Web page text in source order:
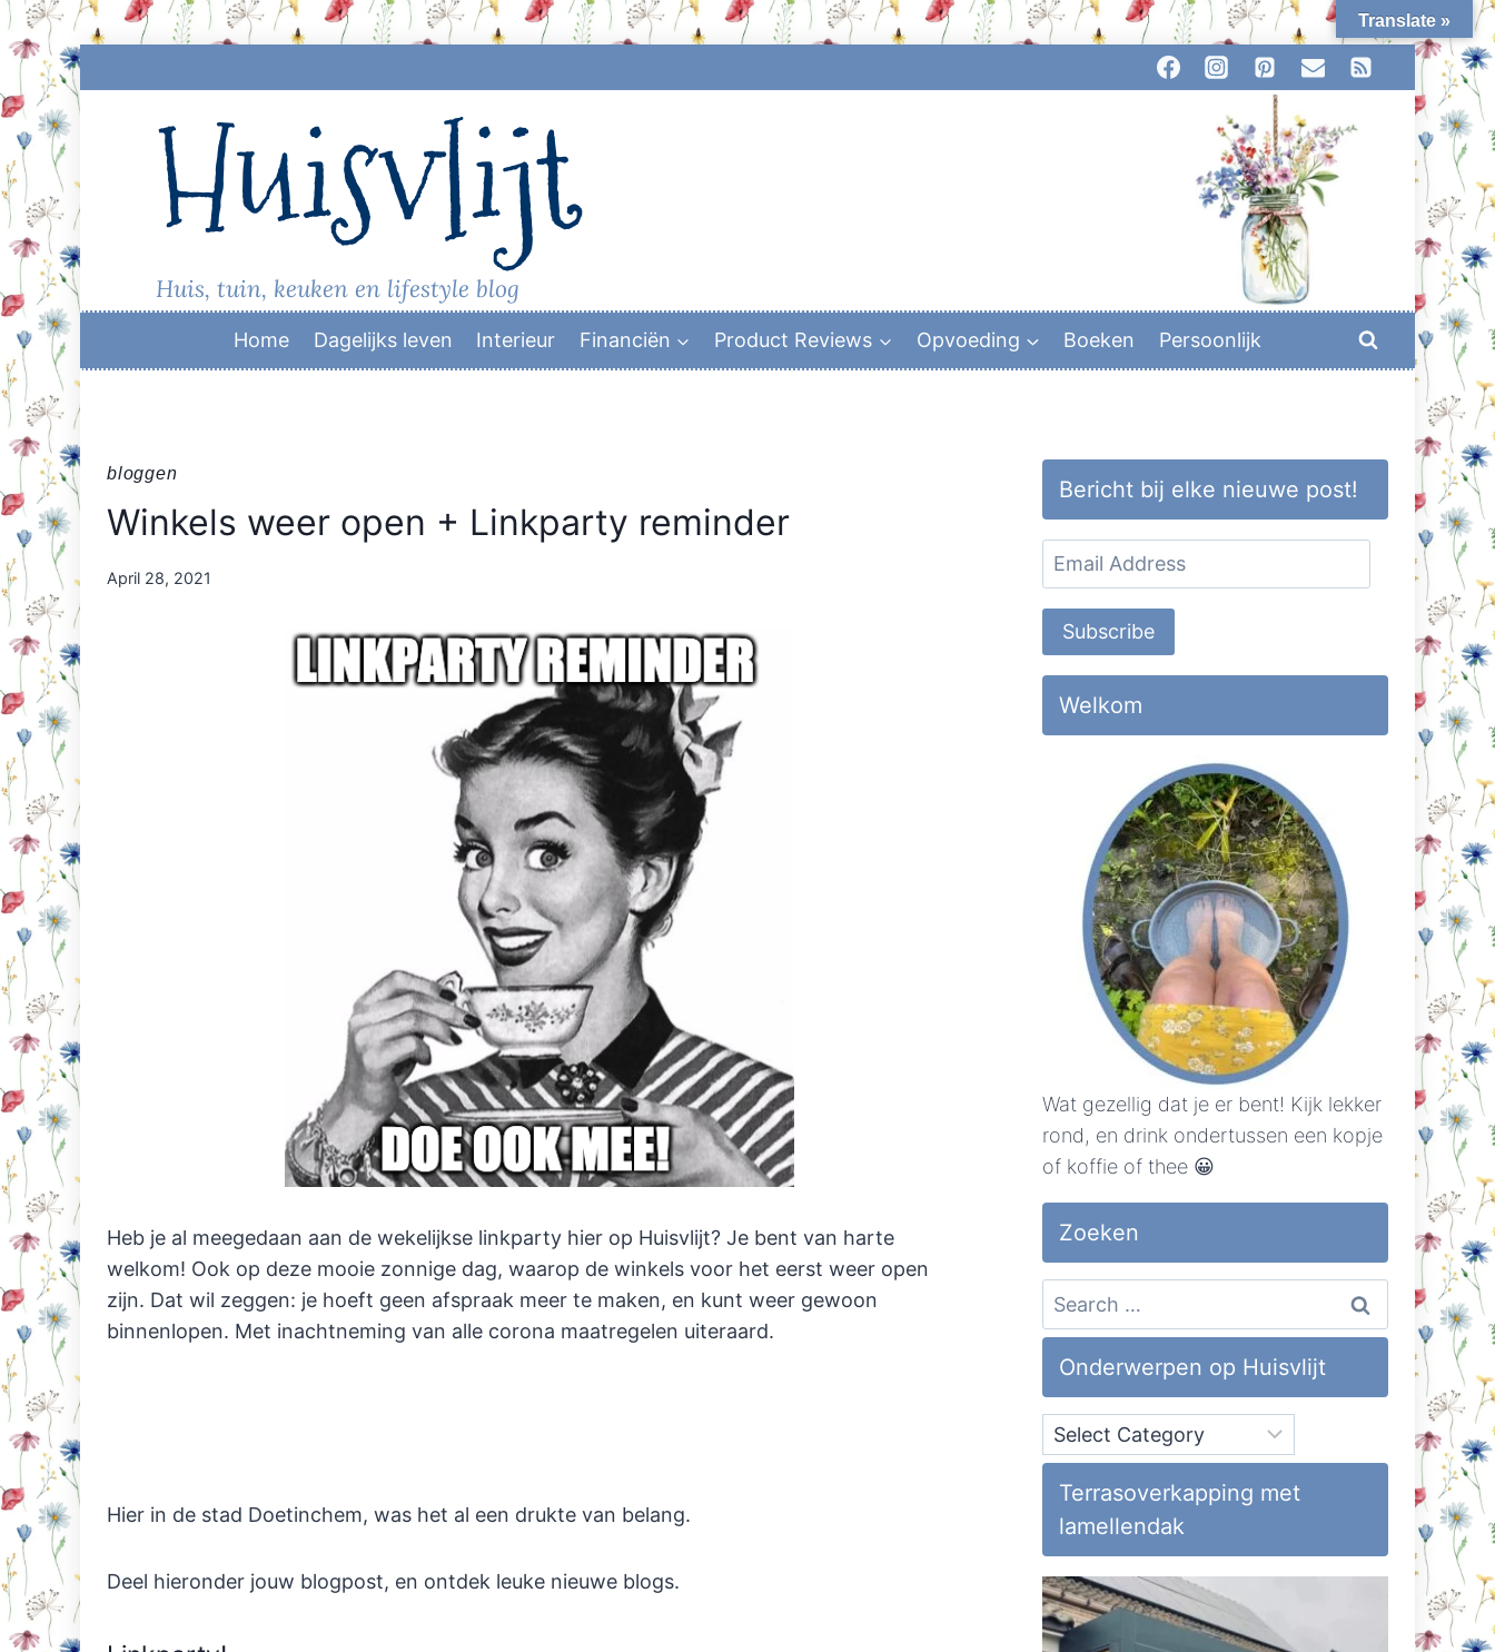
Skip
to
Huisvlijt
Huis, tuin, keuken en lifestyle blog
Home Dagelijks leven Interieur Financiën Product Reviews Opvoeding Boeken Persoonlijk
bloggen
Winkels weer open + Linkparty reminder
By
April 28, 2021
Heb je al meegedaan aan de wekelijkse linkparty hier op Huisvlijt? Je bent van harte
welkom! Ook op deze mooie zonnige dag, waarop de winkels voor het eerst weer open
zijn. Dat wil zeggen: je hoeft geen afspraak meer te maken, en kunt weer gewoon
binnenlopen. Met inachtneming van alle corona maatregelen uiteraard.
Hier in de stad Doetinchem, was het al een drukte van belang.
Deel hieronder jouw blogpost, en ontdek leuke nieuwe blogs.
Bericht bij elke nieuwe post!
Email
Address
Subscribe
Welkom
Wat gezellig dat je er bent! Kijk lekker
rond, en drink ondertussen een kopje
of koffie of thee 😀
Zoeken
Search
for:
Onderwerpen op Huisvlijt
Onderwerpen
op
Huisvlijt
Terrasoverkapping met
lamellendak
Translate »